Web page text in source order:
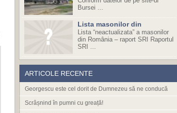
Bursei ...
Lista masonilor din
Lista “neactualizata” a masonilor
din România – raport SRI Raportul
SRI ...
ARTICOLE RECENTE
Georgescu este cel dorit de Dumnezeu să ne conducă
Scrâșnind în pumni cu greață!